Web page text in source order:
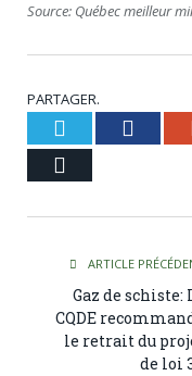
Source: Québec meilleur
PARTAGER.
Twitter
ARTICLE
Gaz de schiste:
CQDE
le retrait du
de loi